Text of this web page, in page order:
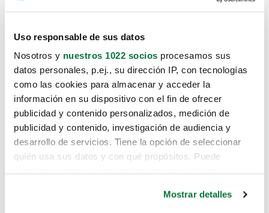
Uso responsable de sus datos
Nosotros y nuestros 1022 socios procesamos sus
datos personales, p.ej., su dirección IP, con tecnologías
como las cookies para almacenar y acceder la
información en su dispositivo con el fin de ofrecer
publicidad y contenido personalizados, medición de
publicidad y contenido, investigación de audiencia y
desarrollo de servicios. Tiene la opción de seleccionar
quién usa sus datos y con qué propósitos. Puede
Mostrar detalles
Lo sentimos, no sabemos como
te hemos traido hasta aquí.
Pero puedes encontrar el coche que estás
buscando en alguno de estos enlaces: